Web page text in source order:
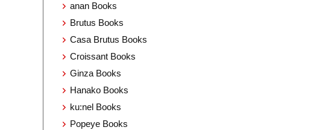
anan Books
Brutus Books
Casa Brutus Books
Croissant Books
Ginza Books
Hanako Books
ku:nel Books
Popeye Books